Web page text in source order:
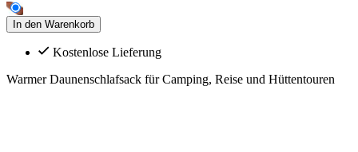
In den Warenkorb
Kostenlose Lieferung
Warmer Daunenschlafsack für Camping, Reise und Hüttentouren